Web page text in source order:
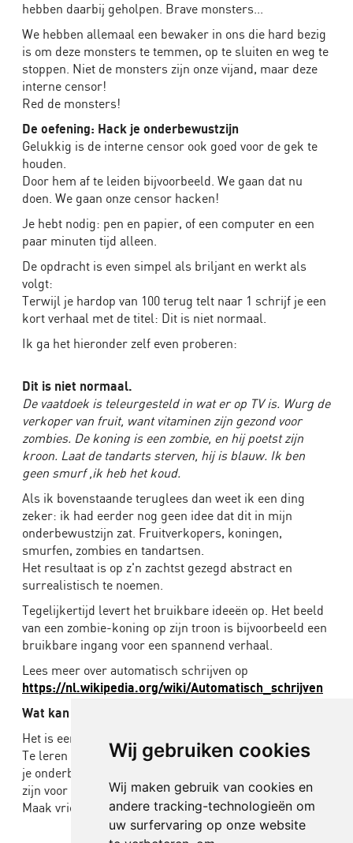
Wij gebruiken cookies
Wij maken gebruik van cookies en
andere tracking-technologieën om
uw surfervaring op onze website
hebben daarbij geholpen. Brave monsters...
We hebben allemaal een bewaker in ons die hard bezig
is om deze monsters te temmen, op te sluiten en weg te
stoppen. Niet de monsters zijn onze vijand, maar deze
interne censor!
Red de monsters!
De oefening: Hack je onderbewustzijn
Gelukkig is de interne censor ook goed voor de gek te
houden.
Door hem af te leiden bijvoorbeeld. We gaan dat nu
doen. We gaan onze censor hacken!
Je hebt nodig: pen en papier, of een computer en een
paar minuten tijd alleen.
De opdracht is even simpel als briljant en werkt als
volgt:
Terwijl je hardop van 100 terug telt naar 1 schrijf je een
kort verhaal met de titel: Dit is niet normaal.
Ik ga het hieronder zelf even proberen:
Dit is niet normaal.
De vaatdoek is teleurgesteld in wat er op TV is. Wurg de
verkoper van fruit, want vitaminen zijn gezond voor
zombies. De koning is een zombie, en hij poetst zijn
kroon. Laat de tandarts sterven, hij is blauw. Ik ben
geen smurf ,ik heb het koud.
Als ik bovenstaande teruglees dan weet ik een ding
zeker: ik had eerder nog geen idee dat dit in mijn
onderbewustzijn zat. Fruitverkopers, koningen,
smurfen, zombies en tandartsen.
Het resultaat is op z'n zachtst gezegd abstract en
surrealistisch te noemen.
Tegelijkertijd levert het bruikbare ideeën op. Het beeld
van een zombie-koning op zijn troon is bijvoorbeeld een
bruikbare ingang voor een spannend verhaal.
Lees meer over automatisch schrijven op
https://nl.wikipedia.org/wiki/Automatisch_schrijven
Wat kan je hier mee?
Het is een goede manier om jezelf aan ideeën te helpen.
Te leren vertrouwen op de eindeloze bron van ideeën uit
je onderbewustzijn. En je leert dat je niet bang hoeft te
zijn voor de monsters.
Maak vrienden met ze.